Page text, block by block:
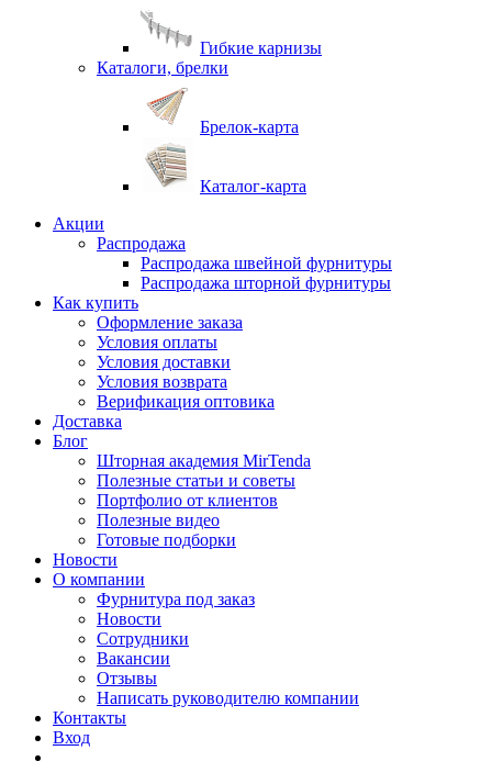
Гибкие карнизы
Каталоги, брелки
Брелок-карта
Каталог-карта
Акции
Распродажа
Распродажа швейной фурнитуры
Распродажа шторной фурнитуры
Как купить
Оформление заказа
Условия оплаты
Условия доставки
Условия возврата
Верификация оптовика
Доставка
Блог
Шторная академия MirTenda
Полезные статьи и советы
Портфолио от клиентов
Полезные видео
Готовые подборки
Новости
О компании
Фурнитура под заказ
Новости
Сотрудники
Вакансии
Отзывы
Написать руководителю компании
Контакты
Вход